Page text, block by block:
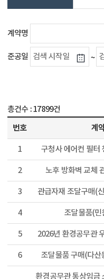
계약명
준공일 ~
총건수 : 17899건
번호 계
1 구청사 에어컨 필터
2 노후 방화벽 교체
3 관급자재 조달구매(
4 조달물품(민
5 2026년 환경공무관
6 조달물품 구매(다산
환경공무관 통상임금